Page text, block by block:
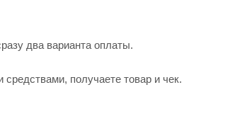
два варианта оплаты.
получаете товар и чек.